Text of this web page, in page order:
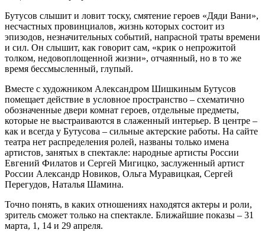
Бутусов слышит и ловит тоску, смятение героев «Дяди Вани»,
несчастных провинциалов, жизнь которых состоит из
эпизодов, незначительных событий, напрасной траты времени
и сил. Он слышит, как говорит сам, «крик о непрожитой
толком, недовоплощенной жизни», отчаянный, но в то же
время бессмысленный, глупый.
Вместе с художником Александром Шишкиным Бутусов
помещает действие в условное пространство – схематично
обозначенные двери комнат героев, отдельные предметы,
которые не выстраиваются в слаженный интерьер. В центре –
как и всегда у Бутусова – сильные актерские работы. На сайте
театра нет распределения ролей, названы только имена
артистов, занятых в спектакле: народные артисты России
Евгений Филатов и Сергей Мигицко, заслуженный артист
России Александр Новиков, Ольга Муравицкая, Сергей
Перегудов, Наталья Шамина.
Точно понять, в каких отношениях находятся актеры и роли,
зритель сможет только на спектакле. Ближайшие показы – 31
марта, 1, 14 и 29 апреля.